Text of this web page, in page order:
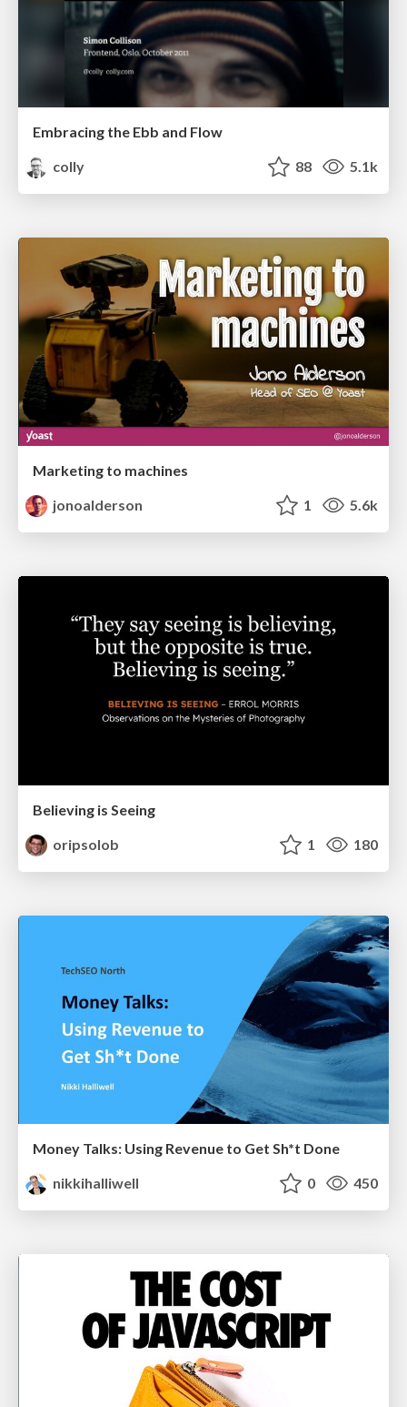
Embracing the Ebb and Flow
colly
88 5.1k
Marketing to machines
jonoalderson
1 5.6k
Believing is Seeing
oripsolob
1 180
Money Talks: Using Revenue to Get Sh*t Done
nikkihalliwell
0 450